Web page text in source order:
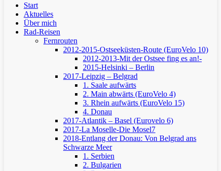
Start
Aktuelles
Über mich
Rad-Reisen
Fernrouten
2012-2015-Ostseeküsten-Route (EuroVelo 10)
2012-2013-Mit der Ostsee fing es an!-
2015-Helsinki – Berlin
2017-Leipzig – Belgrad
1. Saale aufwärts
2. Main abwärts (EuroVelo 4)
3. Rhein aufwärts (EuroVelo 15)
4. Donau
2017-Atlantik – Basel (Eurovelo 6)
2017-La Moselle-Die Mosel7
2018-Entlang der Donau: Von Belgrad ans
Schwarze Meer
1. Serbien
2. Bulgarien